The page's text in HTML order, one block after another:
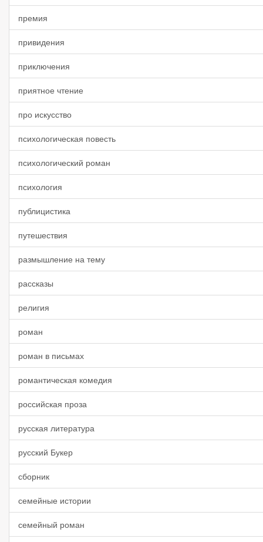
премия
привидения
приключения
приятное чтение
про искусство
психологическая повесть
психологический роман
психология
публицистика
путешествия
размышление на тему
рассказы
религия
роман
роман в письмах
романтическая комедия
российская проза
русская литература
русский Букер
сборник
семейные истории
семейный роман